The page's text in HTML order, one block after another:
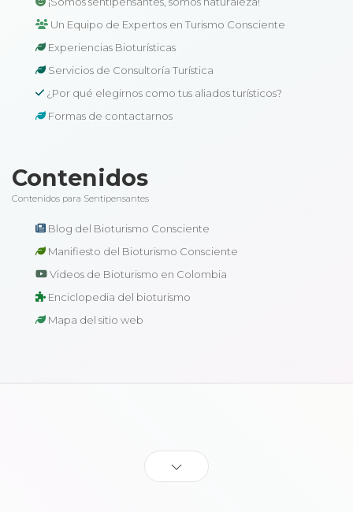
Un Equipo de Expertos en Turismo Consciente
Experiencias Bioturísticas
Servicios de Consultoría Turística
¿Por qué elegirnos como tus aliados turísticos?
Formas de contactarnos
Contenidos
Contenidos para Sentipensantes
Blog del Bioturismo Consciente
Manifiesto del Bioturismo Consciente
Videos de Bioturismo en Colombia
Enciclopedia del bioturismo
Mapa del sitio web